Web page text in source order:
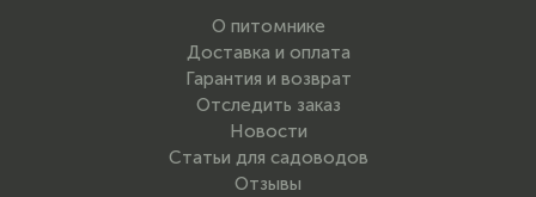
О питомнике
Доставка и оплата
Гарантия и возврат
Отследить заказ
Новости
Статьи для садоводов
Отзывы